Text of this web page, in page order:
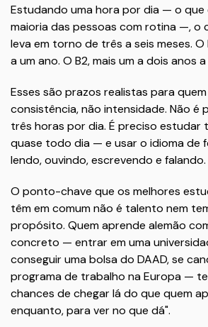
Estudando uma hora por dia — o que
maioria das pessoas com rotina —, o
leva em torno de três a seis meses. O
a um ano. O B2, mais um a dois anos
Esses são prazos realistas para
consistência, não intensidade. Não é
três horas por dia. É preciso
quase todo dia — e usar o idioma de
lendo, ouvindo, escrevendo e falando.
O ponto-chave que os melhores
têm em comum não é talento nem
propósito. Quem aprende alemão
concreto — entrar em uma
conseguir uma bolsa do DAAD, se
programa de trabalho na Europa —
chances de chegar lá do que quem
enquanto, para ver no que dá".